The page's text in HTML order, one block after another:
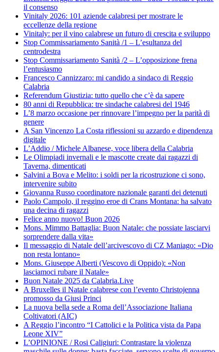
il consenso
Vinitaly 2026: 101 aziende calabresi per mostrare le
eccellenze della regione
Vinitaly: per il vino calabrese un futuro di crescita e sviluppo
Stop Commissariamento Sanità /1 – L’esultanza del
centrodestra
Stop Commissariamento Sanità /2 – L’opposizione frena
l’entusiasmo
Francesco Cannizzaro: mi candido a sindaco di Reggio
Calabria
Referendum Giustizia: tutto quello che c’è da sapere
80 anni di Repubblica: tre sindache calabresi del 1946
L’8 marzo occasione per rinnovare l’impegno per la parità di
genere
A San Vincenzo La Costa riflessioni su azzardo e dipendenza
digitale
L’Addio / Michele Albanese, voce libera della Calabria
Le Olimpiadi invernali e le mascotte create dai ragazzi di
Taverna, dimenticati
Salvini a Bova e Melito: i soldi per la ricostruzione ci sono,
intervenire subito
Giovanna Russo coordinatore nazionale garanti dei detenuti
Paolo Campolo, il reggino eroe di Crans Montana: ha salvato
una decina di ragazzi
Felice anno nuovo! Buon 2026
Mons. Mimmo Battaglia: Buon Natale: che possiate lasciarvi
sorprendere dalla vita»
Il messaggio di Natale dell’arcivescovo di CZ Maniago: «Dio
non resta lontano»
Mons. Giuseppe Alberti (Vescovo di Oppido): «Non
lasciamoci rubare il Natale»
Buon Natale 2025 da Calabria.Live
A Bruxelles il Natale calabrese con l’evento Christojenna
promosso da Giusi Princi
La nuova bella sede a Roma dell’Associazione Italiana
Coltivatori (AIC)
A Reggio l’incontro “I Cattolici e la Politica vista da Papa
Leone XIV”
L’OPINIONE / Rosi Caligiuri: Contrastare la violenza